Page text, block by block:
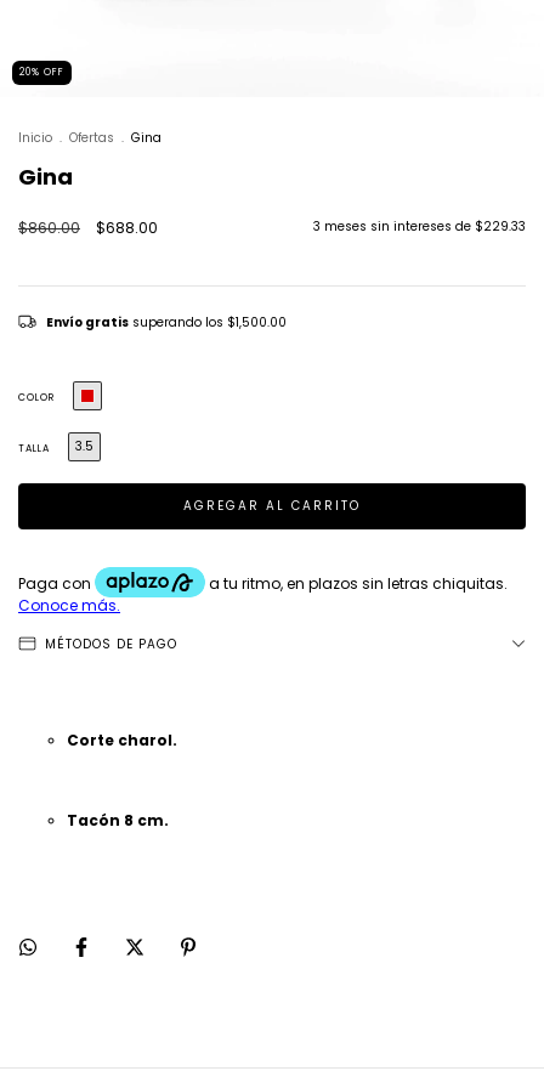
20% OFF
Inicio . Ofertas . Gina
Gina
$860.00 $688.00 3 meses sin intereses de $229.33
Envío gratis superando los $1,500.00
COLOR
TALLA 3.5
MÉTODOS DE PAGO
Corte charol.
Tacón 8 cm.